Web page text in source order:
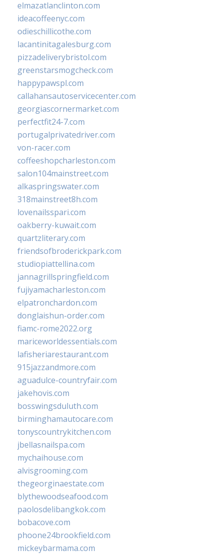
elmazatlanclinton.com
ideacoffeenyc.com
odieschillicothe.com
lacantinitagalesburg.com
pizzadeliverybristol.com
greenstarsmogcheck.com
happypawspl.com
callahansautoservicecenter.com
georgiascornermarket.com
perfectfit24-7.com
portugalprivatedriver.com
von-racer.com
coffeeshopcharleston.com
salon104mainstreet.com
alkaspringswater.com
318mainstreet8h.com
lovenailsspari.com
oakberry-kuwait.com
quartzliterary.com
friendsofbroderickpark.com
studiopiattellina.com
jannagrillspringfield.com
fujiyamacharleston.com
elpatronchardon.com
donglaishun-order.com
fiamc-rome2022.org
mariceworldessentials.com
lafisheriarestaurant.com
915jazzandmore.com
aguadulce-countryfair.com
jakehovis.com
bosswingsduluth.com
birminghamautocare.com
tonyscountrykitchen.com
jbellasnailspa.com
mychaihouse.com
alvisgrooming.com
thegeorginaestate.com
blythewoodseafood.com
paolosdelibangkok.com
bobacove.com
phoone24brookfield.com
mickeybarmama.com